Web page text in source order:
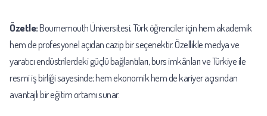
Özetle:Bournemouth Üniversitesi, Türk öğrenciler için hem akademik
hem de profesyonel açıdan cazip bir seçenektir. Özellikle medya ve
yaratıcı endüstrilerdeki güçlü bağlantıları, burs imkânları ve Türkiye ile
resmi iş birliği sayesinde; hem ekonomik hem de kariyer açısından
avantajlı bir eğitim ortamı sunar.